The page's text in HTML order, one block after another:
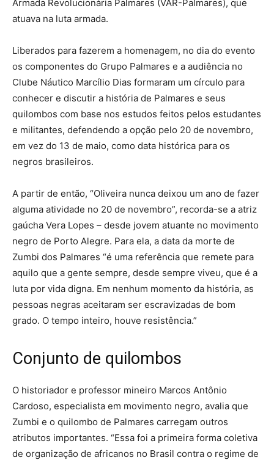
Armada Revolucionária Palmares (VAR-Palmares), que
atuava na luta armada.
Liberados para fazerem a homenagem, no dia do evento
os componentes do Grupo Palmares e a audiência no
Clube Náutico Marcílio Dias formaram um círculo para
conhecer e discutir a história de Palmares e seus
quilombos com base nos estudos feitos pelos estudantes
e militantes, defendendo a opção pelo 20 de novembro,
em vez do 13 de maio, como data histórica para os
negros brasileiros.
A partir de então, “Oliveira nunca deixou um ano de fazer
alguma atividade no 20 de novembro”, recorda-se a atriz
gaúcha Vera Lopes – desde jovem atuante no movimento
negro de Porto Alegre. Para ela, a data da morte de
Zumbi dos Palmares “é uma referência que remete para
aquilo que a gente sempre, desde sempre viveu, que é a
luta por vida digna. Em nenhum momento da história, as
pessoas negras aceitaram ser escravizadas de bom
grado. O tempo inteiro, houve resistência.”
Conjunto de quilombos
O historiador e professor mineiro Marcos Antônio
Cardoso, especialista em movimento negro, avalia que
Zumbi e o quilombo de Palmares carregam outros
atributos importantes. “Essa foi a primeira forma coletiva
de organização de africanos no Brasil contra o regime de